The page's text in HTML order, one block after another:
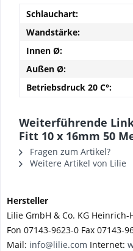
Schlauchart:
Wandstärke:
Innen Ø:
Außen Ø:
Betriebsdruck 20 C°:
Weiterführende
Fitt 10 x 16mm 50
Fragen zum Artikel?
Weitere Artikel von Lilie
Hersteller
Lilie GmbH & Co. KG
Fon 07143-9623-0 Fax 07143-
Mail: info@lilie.com Internet: